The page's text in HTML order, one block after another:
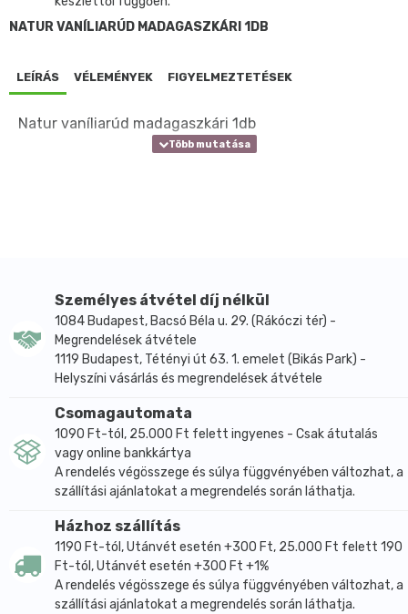
NATUR VANÍLIARÚD MADAGASZKÁRI 1DB
LEÍRÁS VÉLEMÉNYEK FIGYELMEZTETÉSEK
Natur vaníliarúd madagaszkári 1db
Személyes átvétel díj nélkül
1084 Budapest, Bacsó Béla u. 29. (Rákóczi tér) -
Megrendelések átvétele
1119 Budapest, Tétényi út 63. 1. emelet (Bikás Park) -
Helyszíni vásárlás és megrendelések átvétele
Csomagautomata
1090 Ft-tól, 25.000 Ft felett ingyenes - Csak átutalás
vagy online bankkártya
A rendelés végösszege és súlya függvényében változhat, a
szállítási ajánlatokat a megrendelés során láthatja.
Házhoz szállítás
1190 Ft-tól, Utánvét esetén +300 Ft, 25.000 Ft felett 190
Ft-tól, Utánvét esetén +300 Ft +1%
A rendelés végösszege és súlya függvényében változhat, a
szállítási ajánlatokat a megrendelés során láthatja.